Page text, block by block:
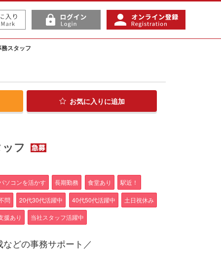
スタッフ
お気に入り に追加
フ
ソコンを活かす 長期勤務 食堂あり 駅近！
問 20代30代活躍中 40代50代活躍中 土日祝休み
援あり 当社スタッフ活躍中
どの事務サポート／